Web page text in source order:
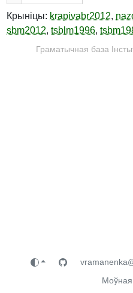
Крыніцы: krapivabr2012,
sbm2012, tsblm1996,
Граматычная база
Моўная